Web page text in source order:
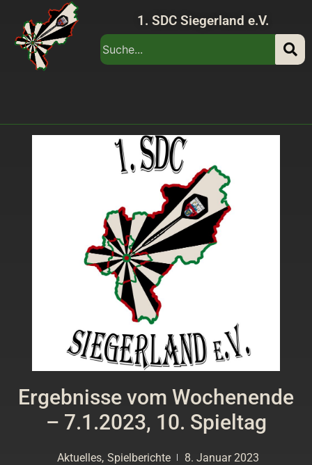
1. SDC Siegerland e.V.
Ergebnisse vom Wochenende
– 7.1.2023, 10. Spieltag
Aktuelles, Spielberichte 8. Januar 2023